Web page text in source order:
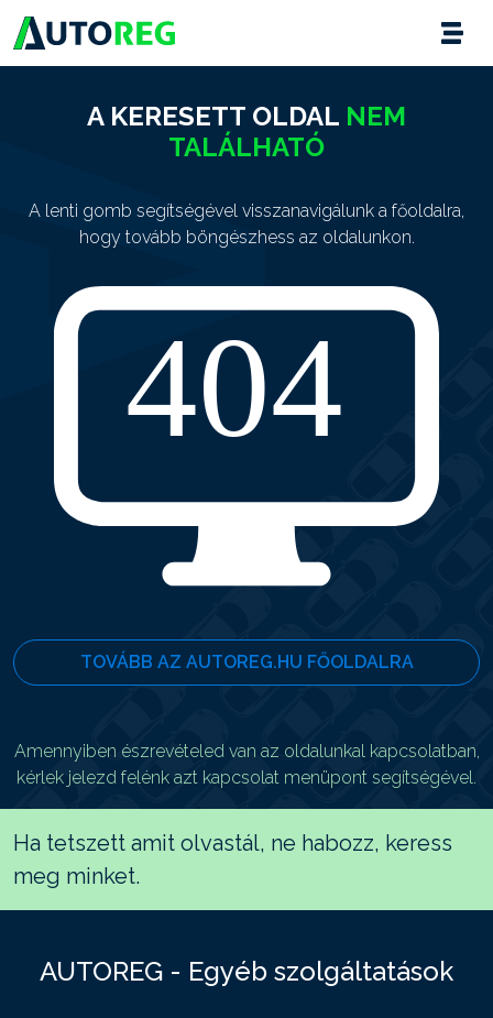
A KERESETT OLDAL NEM
TALÁLHATÓ
A lenti gomb segítségével visszanavigálunk a főoldalra,
hogy tovább böngészhess az oldalunkon.
TOVÁBB AZ AUTOREG.HU FŐOLDALRA
Amennyiben észrevételed van az oldalunkal kapcsolatban,
kérlek jelezd felénk azt kapcsolat menüpont segítségével.
Ha tetszett amit olvastál, ne habozz, keress
meg minket.
AUTOREG - Egyéb szolgáltatások